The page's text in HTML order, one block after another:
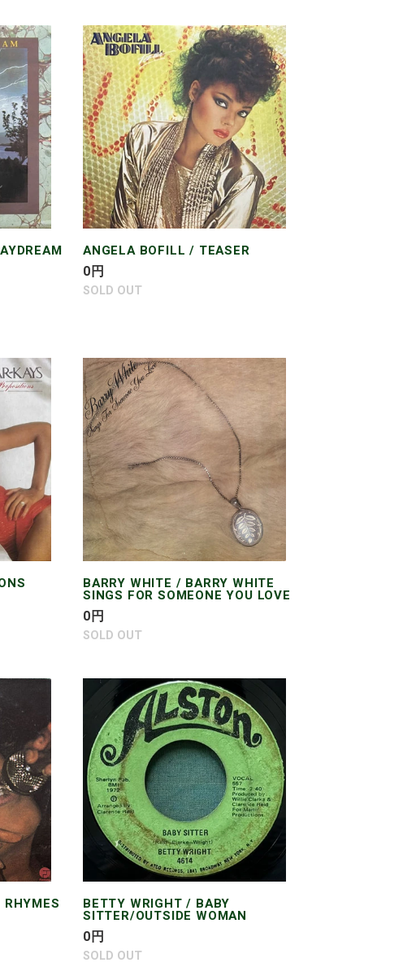
格
ANGELA
BOFILL
/
TEASER
ANGELA BOFILL / TEASER
通
常
0円
SOLD OUT
BARRY
WHITE
/
BARRY
WHITE
SINGS
FOR
SOMEONE
YOU
LOVE
BARRY WHITE / BARRY WHITE
SINGS FOR SOMEONE YOU LOVE
通
常
格
0円
SOLD OUT
BETTY
WRIGHT
BABY
SITTER/OUTSIDE
WOMAN
BETTY WRIGHT / BABY
SITTER/OUTSIDE WOMAN
通
常
0円
SOLD OUT